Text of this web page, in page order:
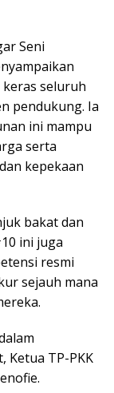
Seni
seluruh
pendukung. Ia
ini mampu
serta
kepekaan
bakat dan
ini juga
resmi
sejauh mana
Ketua TP-PKK